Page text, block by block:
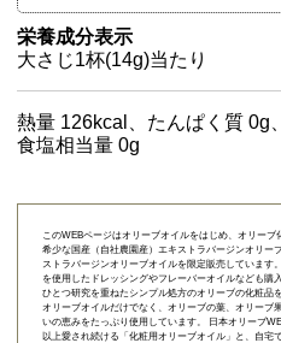
栄養成分表示
大さじ1杯(14g)当たり
熱量 126kcal、たんぱく質 0g
食塩相当量 0g
このWEBページはオリーブオイルをはじめ、オリーブ
希少な国産（自社農園産）エキストラバージンオリー
ストラバージンオリーブオイルを限定販売しています
を使用したドレッシングやフレーバーオイルなども購
ひとつ研究を重ねたシンプル処方のオリーブの化粧品
オリーブオイルだけでなく、オリーブの葉、オリーブ
いの恵みをたっぷり使用しています。 日本オリーブ
以上愛され続ける「 化粧用オリーブオイル 」と、自宅